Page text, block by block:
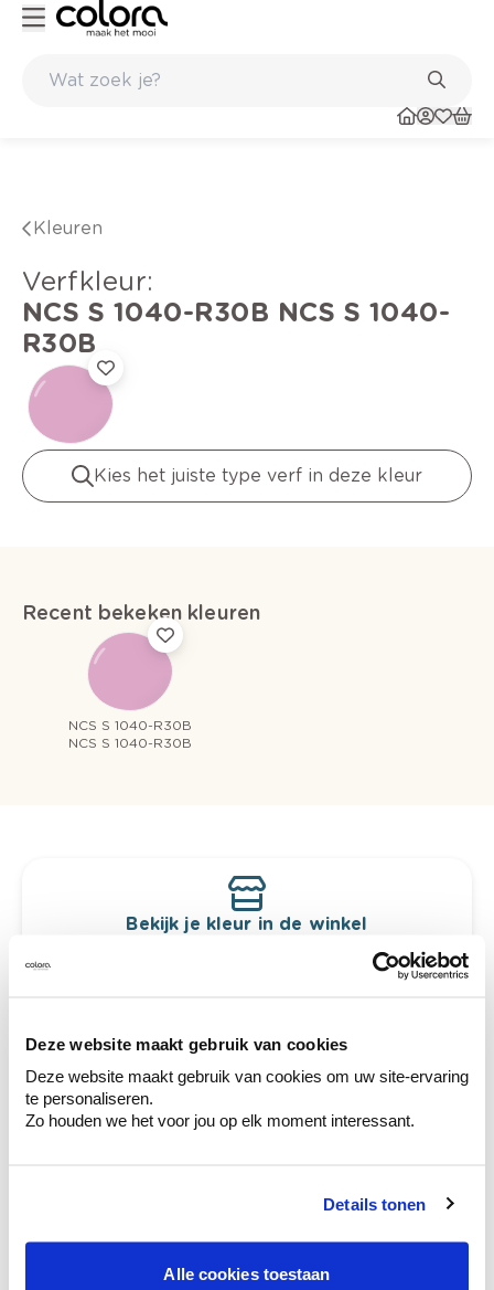
Deze website maakt gebruik van cookies
Deze website maakt gebruik van cookies om uw site-ervaring
te personaliseren.
Zo houden we het voor jou op elk moment interessant.
Details tonen
Alle cookies toestaan
Kleuren
verfkleur:
NCS S 1040-R30B NCS S 1040-
R30B
Kies het juiste type verf in deze kleur
Recent bekeken kleuren
NCS S 1040-R30B
NCS S 1040-R30B
Bekijk je kleur in de winkel
Ontdek er kleurechte stalen van je
Krijg persoonlijk advies om kleuren te
combineren.
Ga samen met de kleuradviseur door je